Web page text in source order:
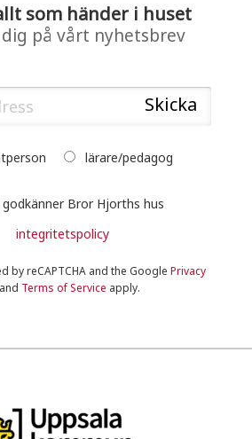
som händer i huset
på vårt nyhetsbrev
lärare/pedagog
godkänner Bror Hjorths hus
integritetspolicy
by reCAPTCHA and the Google Privacy
Terms of Service apply.